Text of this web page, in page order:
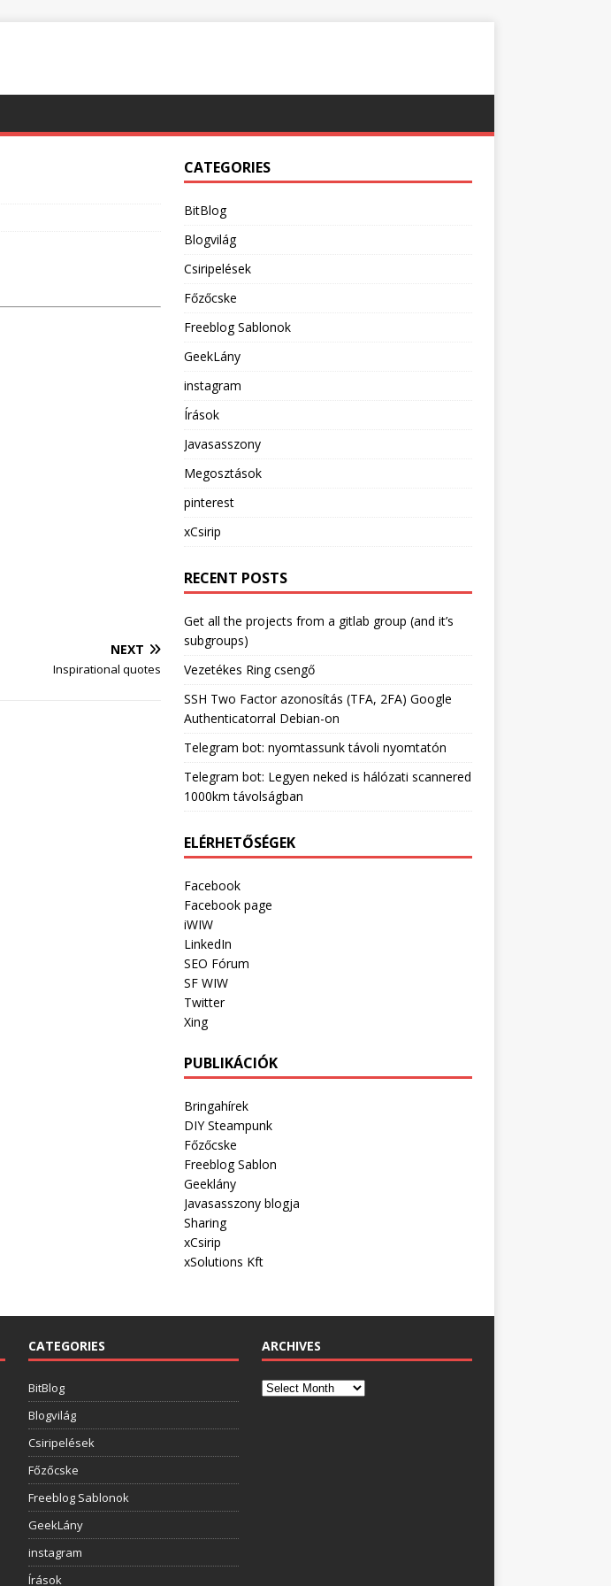
NEXT
Inspirational quotes
CATEGORIES
BitBlog
Blogvilág
Csiripelések
Főzőcske
Freeblog Sablonok
GeekLány
instagram
Írások
Javasasszony
Megosztások
pinterest
xCsirip
RECENT POSTS
Get all the projects from a gitlab group (and it’s
subgroups)
Vezetékes Ring csengő
SSH Two Factor azonosítás (TFA, 2FA) Google
Authenticatorral Debian-on
Telegram bot: nyomtassunk távoli nyomtatón
Telegram bot: Legyen neked is hálózati scannered
1000km távolságban
ELÉRHETŐSÉGEK
Facebook
Facebook page
iWIW
LinkedIn
SEO Fórum
SF WIW
Twitter
Xing
PUBLIKÁCIÓK
Bringahírek
DIY Steampunk
Főzőcske
Freeblog Sablon
Geeklány
Javasasszony blogja
Sharing
xCsirip
xSolutions Kft
CATEGORIES
BitBlog
Blogvilág
Csiripelések
Főzőcske
Freeblog Sablonok
GeekLány
instagram
Írások
ARCHIVES